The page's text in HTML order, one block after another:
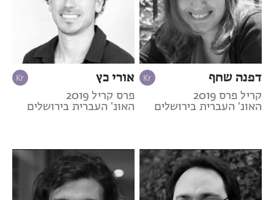
דפנה שחף
קריל פרס 2019
האונ' העברית בירושלים
אורי כץ
פרס קריל 2019
האונ' העברית בירושלים